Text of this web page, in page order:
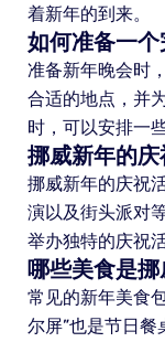
着新年的到来。
如何准备一
准备新年晚会时
合适的地点，并
时，可以安排一
挪威新年的
挪威新年的庆祝
演以及街头派对
举办独特的庆祝活
哪些美食是
常见的新年美食
尔屏”也是节日